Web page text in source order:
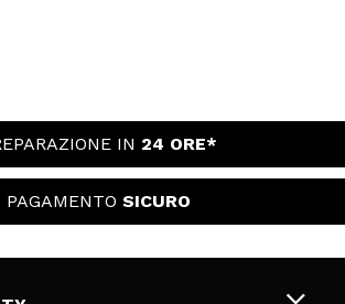
IN 24 ORE*
PAGAMENTO SICURO